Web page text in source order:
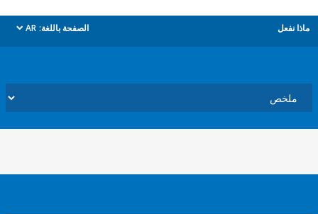
الصفحة باللغة: AR
dropdown